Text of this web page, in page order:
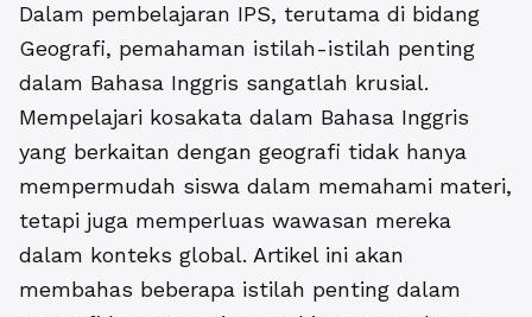
Dalam pembelajaran IPS, terutama di bidang
Geografi, pemahaman istilah-istilah penting
dalam Bahasa Inggris sangatlah krusial.
Mempelajari kosakata dalam Bahasa Inggris
yang berkaitan dengan geografi tidak hanya
mempermudah siswa dalam memahami materi,
tetapi juga memperluas wawasan mereka
dalam konteks global. Artikel ini akan
membahas beberapa istilah penting dalam